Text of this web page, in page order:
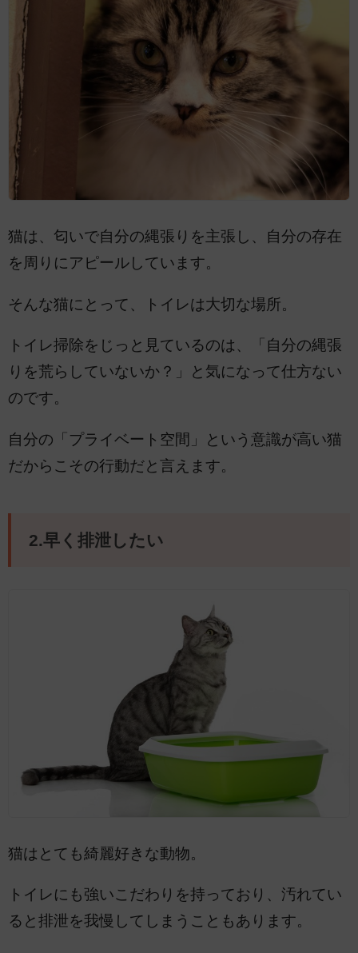
猫は、匂いで自分の縄張りを主張し、自分の存在
を周りにアピールしています。
そんな猫にとって、トイレは大切な場所。
トイレ掃除をじっと見ているのは、「自分の縄張
りを荒らしていないか？」と気になって仕方ない
のです。
自分の「プライベート空間」という意識が高い猫
だからこその行動だと言えます。
2.早く排泄したい
猫はとても綺麗好きな動物。
トイレにも強いこだわりを持っており、汚れてい
ると排泄を我慢してしまうこともあります。